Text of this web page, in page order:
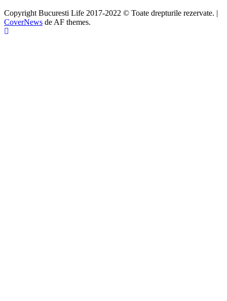
Copyright Bucuresti Life 2017-2022 © Toate drepturile rezervate. |
CoverNews de AF themes.